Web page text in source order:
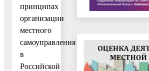
принципах
организации
местного
самоуправления
в
Российской